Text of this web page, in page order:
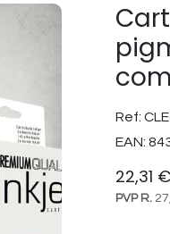
Ref:
EAN:
22,31 €
PVP R.